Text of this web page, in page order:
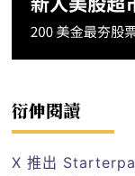
衍伸閱讀
X 推出